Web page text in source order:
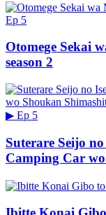
Ep 5
Otomege Sekai
season 2
▶ Ep 5
Suterare Seijo
Camping Car